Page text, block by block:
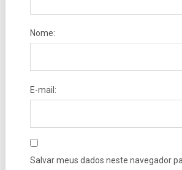
Nome:
E-mail:
Salvar meus dados neste navegador